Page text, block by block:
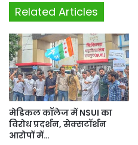
Related Articles
मेडिकल कॉलेज में NSUI का
विरोध प्रदर्शन, सेक्सटॉर्शन
आरोपों में…